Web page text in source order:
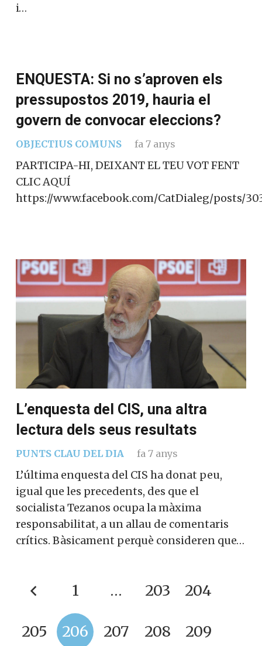
i…
ENQUESTA: Si no s’aproven els
pressupostos 2019, hauria el
govern de convocar eleccions?
OBJECTIUS COMUNS fa 7 anys
PARTICIPA-HI, DEIXANT EL TEU VOT FENT
CLIC AQUÍ
https://www.facebook.com/CatDialeg/posts/
L’enquesta del CIS, una altra
lectura dels seus resultats
PUNTS CLAU DEL DIA fa 7 anys
L’última enquesta del CIS ha donat peu,
igual que les precedents, des que el
socialista Tezanos ocupa la màxima
responsabilitat, a un allau de comentaris
crítics. Bàsicament perquè consideren que…
1 … 203 204
205 206 207 208 209